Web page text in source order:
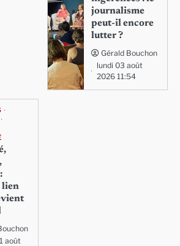
journalisme
peut-il encore
lutter ?
Gérald Bouchon
lundi 03 août
2026 11:54
lien
août